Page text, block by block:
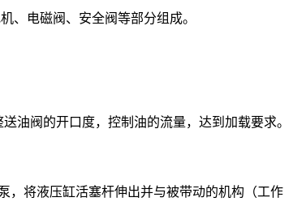
电磁阀、安全阀等部分组成。
油阀的开口度，控制油的流量，达到加载要求。
，将液压缸活塞杆伸出并与被带动的机构（工作